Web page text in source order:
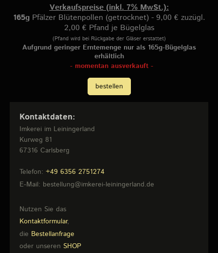
Verkaufspreise (inkl. 7% MwSt.):
165gPfälzer Blütenpollen (getrocknet) - 9,00 € zuzügl.
2,00 € Pfand je Bügelglas
(Pfand wird bei Rückgabe der Gläser erstattet)
Aufgrund geringer Erntemenge nur als 165g-Bügelglas
erhältlich
- momentan ausverkauft -
bestellen
Kontaktdaten:
Imkerei im Leiningerland
Kurweg 81
67316 Carlsberg
Telefon: +49 6356 2751274
E-Mail: bestellung@imkerei-leiningerland.de
Nutzen Sie das
Kontaktformular,
die Bestellanfrage
oder unseren SHOP